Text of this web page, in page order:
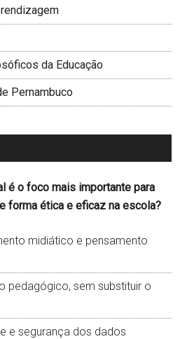
da Educação
Pernambuco
é o foco mais importante para
forma ética e eficaz na escola?
midiático e pensamento
pedagógico, sem substituir o
e segurança dos dados